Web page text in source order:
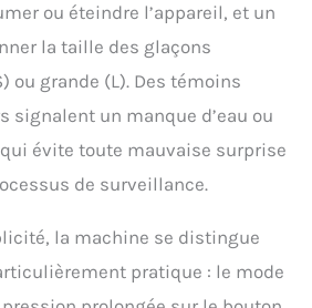
ou éteindre l’appareil, et un
la taille des glaçons
ou grande (L). Des témoins
signalent un manque d’eau ou
évite toute mauvaise surprise
de surveillance.
la machine se distingue
pratique : le mode